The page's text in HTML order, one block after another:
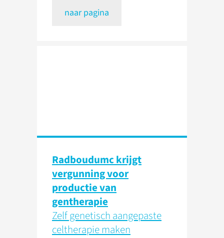
naar pagina
Radboudumc krijgt
vergunning voor
productie van
gentherapie
Zelf genetisch aangepaste
celtherapie maken